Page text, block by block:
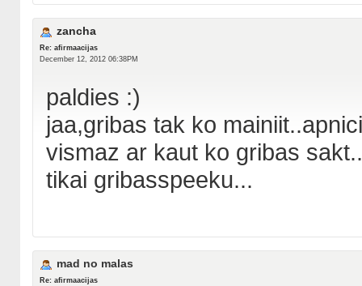
zancha
Re: afirmaacijas
December 12, 2012 06:38PM
paldies :)
jaa,gribas tak ko
vismaz ar kaut ko gribas
tikai gribasspeeku...
mad no malas
Re: afirmaacijas